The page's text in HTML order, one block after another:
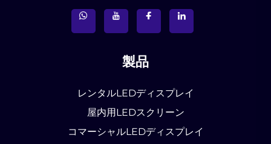
製品
レンタルLEDディスプレイ
屋内用LEDスクリーン
コマーシャルLEDディスプレイ